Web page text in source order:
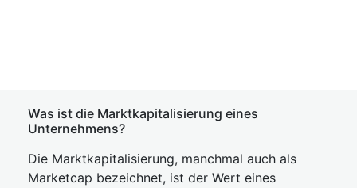
Was ist die Marktkapitalisierung eines
Unternehmens?
Die Marktkapitalisierung, manchmal auch als
Marketcap bezeichnet, ist der Wert eines